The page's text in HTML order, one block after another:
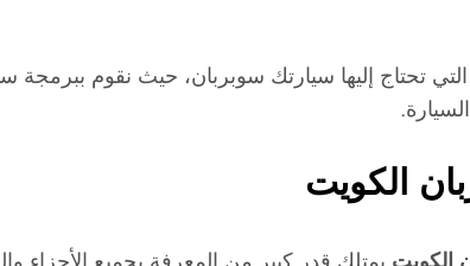
التي تحتاج إليها سيارتك سوبربان، حيث نقوم
الكويت